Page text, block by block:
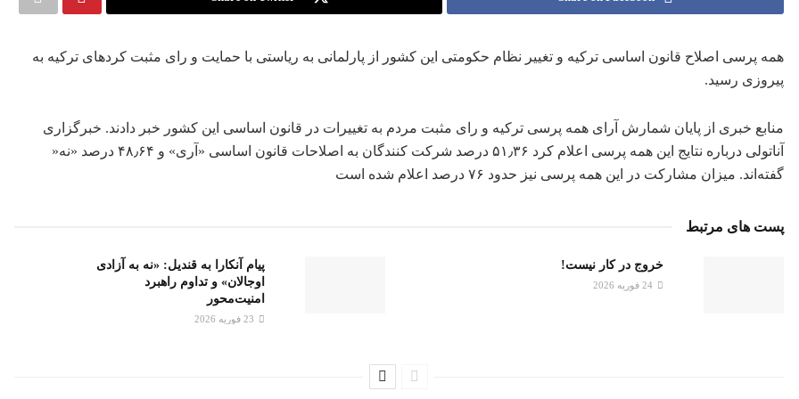
همه پرسی اصلاح قانون اساسی ترکیه و تغییر نظام حکومتی این کشور از پارلمانی به ریاستی با حمایت و رای مثبت کردهای ترکیه به
پیروزی رسید.
منابع خبری از پایان شمارش آرای همه ‌پرسی ترکیه و رای مثبت مردم به تغییرات در قانون اساسی این کشور خبر دادند. خبرگزاری
آناتولی درباره نتایج این همه ‌پرسی اعلام کرد ۵۱٫۳۶ درصد شرکت ‌کنندگان به اصلاحات قانون اساسی «آری» و ۴۸٫۶۴ درصد «نه
»
گفته‌اند. میزان مشارکت در این همه ‌پرسی نیز حدود ۷۶ درصد اعلام شده است
پست های مرتبط
خروج در کار نیست!
پیام آنکارا به قندیل: «نه به آزادی
اوجالان» و تداوم راهبرد
امنیت‌محور